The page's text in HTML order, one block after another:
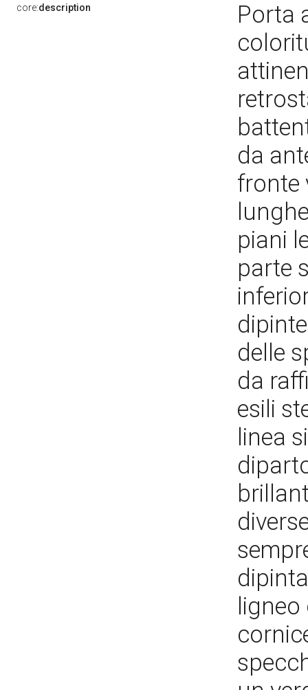
core:description
Porta
da
fronte
piani
parte
delle
da
esili
linea